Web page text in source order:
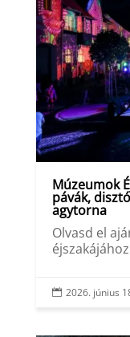
Múzeumok
pávák,
agytorna
Olvasd el
 2026. június